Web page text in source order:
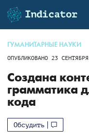
ГУМАНИТАРНЫЕ НАУКИ
ОПУБЛИКОВАНО 23
Создана
грамматика
кода
Обсудить